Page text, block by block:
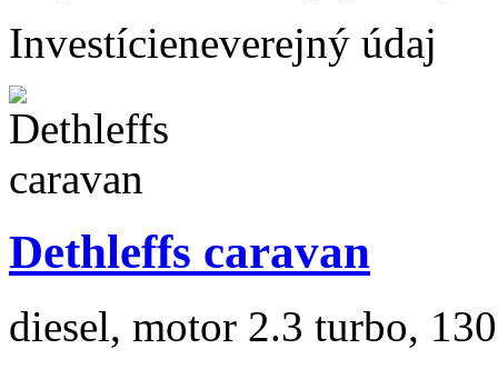
Investícieneverejný údaj
Dethleffs caravan
diesel, motor 2.3 turbo,